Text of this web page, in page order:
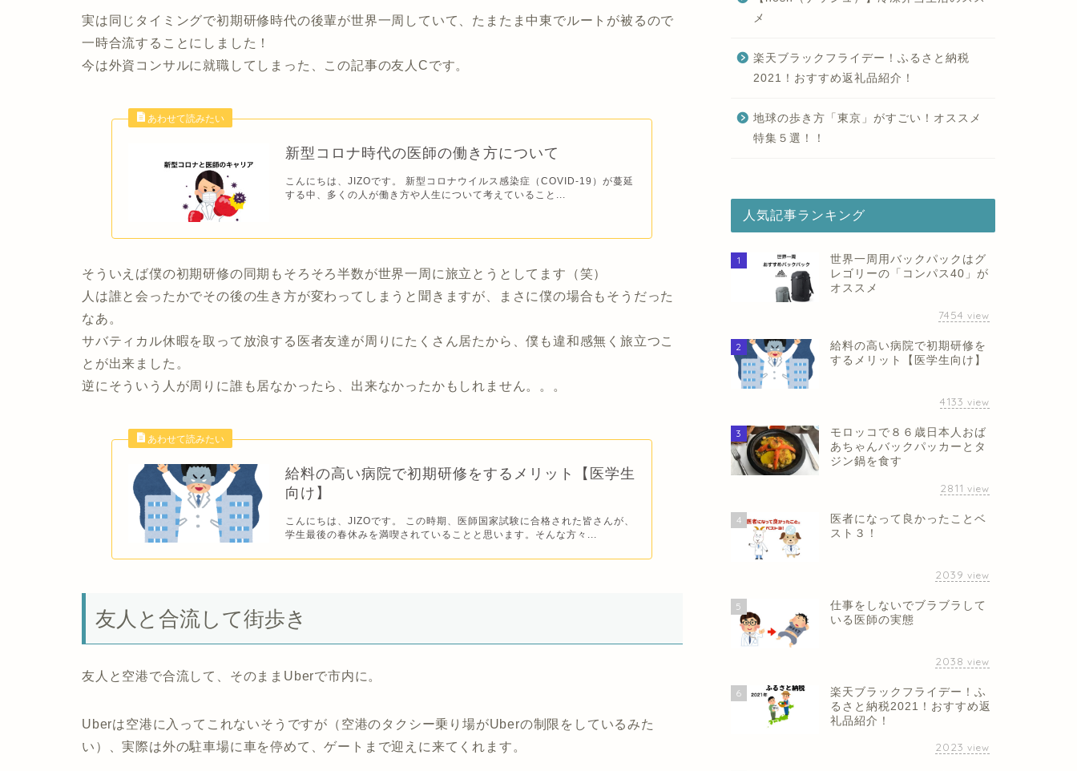
実は同じタイミングで初期研修時代の後輩が世界一周していて、たまたま中東でルートが被るので
一時合流することにしました！
今は外資コンサルに就職してしまった、この記事の友人Cです。
新型コロナ時代の医師の働き方について
こんにちは、JIZOです。 新型コロナウイルス感染症（COVID-19）が蔓延
する中、多くの人が働き方や人生について考えていること...
そういえば僕の初期研修の同期もそろそろ半数が世界一周に旅立とうとしてます（笑）
人は誰と会ったかでその後の生き方が変わってしまうと聞きますが、まさに僕の場合もそうだった
なあ。
サバティカル休暇を取って放浪する医者友達が周りにたくさん居たから、僕も違和感無く旅立つこ
とが出来ました。
逆にそういう人が周りに誰も居なかったら、出来なかったかもしれません。。。
給料の高い病院で初期研修をするメリット【医学生
向け】
こんにちは、JIZOです。 この時期、医師国家試験に合格された皆さんが、
学生最後の春休みを満喫されていることと思います。そんな方々...
友人と合流して街歩き
友人と空港で合流して、そのままUberで市内に。
Uberは空港に入ってこれないそうですが（空港のタクシー乗り場がUberの制限をしているみた
い）、実際は外の駐車場に車を停めて、ゲートまで迎えに来てくれます。
メ
楽天ブラックフライデー！ふるさと納税
2021！おすすめ返礼品紹介！
地球の歩き方「東京」がすごい！オススメ
特集５選！！
人気記事ランキング
1
世界一周用バックパックはグ
レゴリーの「コンパス40」が
オススメ
7454 view
2
給料の高い病院で初期研修を
するメリット【医学生向け】
4133 view
3
モロッコで８６歳日本人おば
あちゃんバックパッカーとタ
ジン鍋を食す
2811 view
4
医者になって良かったことベ
スト３！
2039 view
5
仕事をしないでブラブラして
いる医師の実態
2038 view
6
楽天ブラックフライデー！ふ
るさと納税2021！おすすめ返
礼品紹介！
2023 view